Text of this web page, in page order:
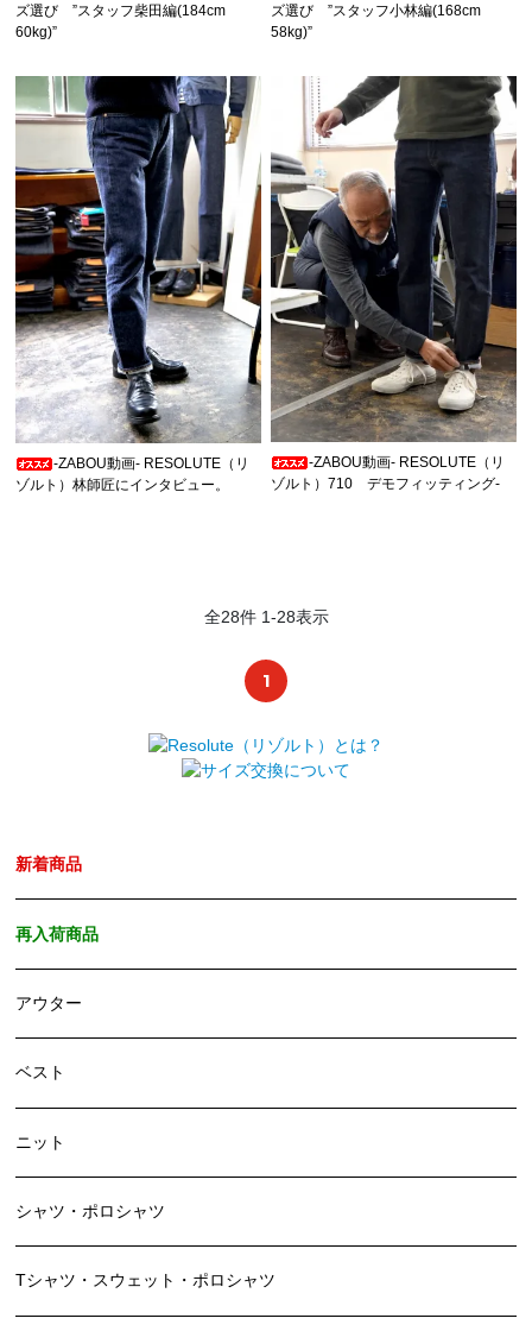
ズ選び ”スタッフ柴田編(184cm
60kg)”
ズ選び ”スタッフ小林編(168cm
58kg)”
-ZABOU動画- RESOLUTE（リ
ゾルト）林師匠にインタビュー。
-ZABOU動画- RESOLUTE（リ
ゾルト）710 デモフィッティング-
全28件 1-28表示
1
新着商品
再入荷商品
アウター
ベスト
ニット
シャツ・ポロシャツ
Tシャツ・スウェット・ポロシャツ